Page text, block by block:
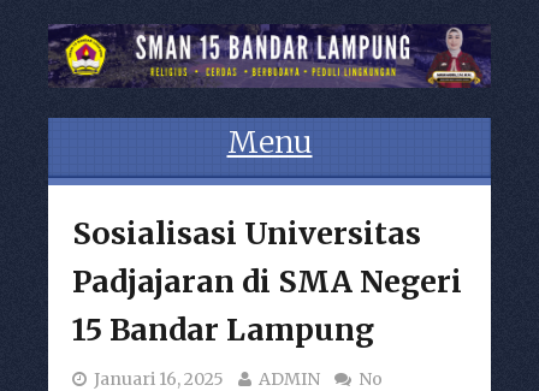
Menu
Sosialisasi Universitas
Padjajaran di SMA Negeri
15 Bandar Lampung
Januari 16, 2025 ADMIN
No